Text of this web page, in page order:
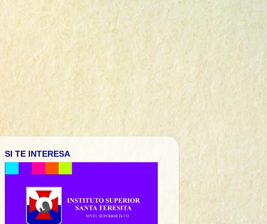
SI TE INTERESA